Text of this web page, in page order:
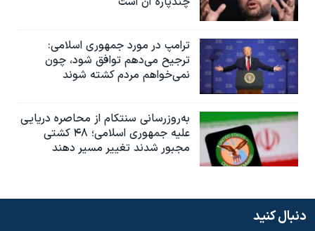
ترامپ در مورد جمهوری اسلامی:
ترجیح می‌دهم توافق شود، چون
نمی‌خواهم مردم کشته شوند
به‌روزرسانی سنتکام از محاصره دریایی
علیه جمهوری اسلامی؛ ۴۸ کشتی
مجبور شدند تغییر مسیر دهند
دنبال کنید